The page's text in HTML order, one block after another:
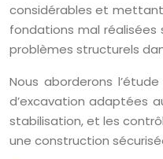
considérables et
fondations mal réalisées
problèmes structurels
Nous aborderons
d’excavation adaptées
stabilisation, et les
une construction